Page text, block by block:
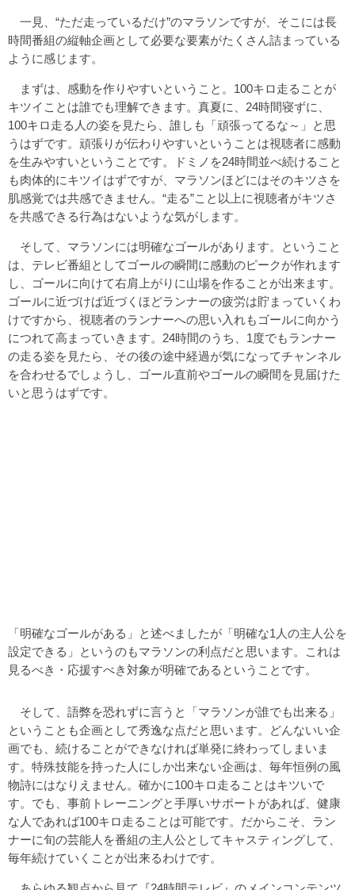
一見、“ただ走っているだけ”のマラソンですが、そこには長
時間番組の縦軸企画として必要な要素がたくさん詰まっている
ように感じます。
まずは、感動を作りやすいということ。100キロ走ることが
キツイことは誰でも理解できます。真夏に、24時間寝ずに、
100キロ走る人の姿を見たら、誰しも「頑張ってるな～」と思
うはずです。頑張りが伝わりやすいということは視聴者に感動
を生みやすいということです。ドミノを24時間並べ続けること
も肉体的にキツイはずですが、マラソンほどにはそのキツさを
肌感覚では共感できません。“走る”こと以上に視聴者がキツさ
を共感できる行為はないような気がします。
そして、マラソンには明確なゴールがあります。ということ
は、テレビ番組としてゴールの瞬間に感動のピークが作れます
し、ゴールに向けて右肩上がりに山場を作ることが出来ます。
ゴールに近づけば近づくほどランナーの疲労は貯まっていくわ
けですから、視聴者のランナーへの思い入れもゴールに向かう
につれて高まっていきます。24時間のうち、1度でもランナー
の走る姿を見たら、その後の途中経過が気になってチャンネル
を合わせるでしょうし、ゴール直前やゴールの瞬間を見届けた
いと思うはずです。
「明確なゴールがある」と述べましたが「明確な1人の主人公を
設定できる」というのもマラソンの利点だと思います。これは
見るべき・応援すべき対象が明確であるということです。
そして、語弊を恐れずに言うと「マラソンが誰でも出来る」
ということも企画として秀逸な点だと思います。どんないい企
画でも、続けることができなければ単発に終わってしまいま
す。特殊技能を持った人にしか出来ない企画は、毎年恒例の風
物詩にはなりえません。確かに100キロ走ることはキツいで
す。でも、事前トレーニングと手厚いサポートがあれば、健康
な人であれば100キロ走ることは可能です。だからこそ、ラン
ナーに旬の芸能人を番組の主人公としてキャスティングして、
毎年続けていくことが出来るわけです。